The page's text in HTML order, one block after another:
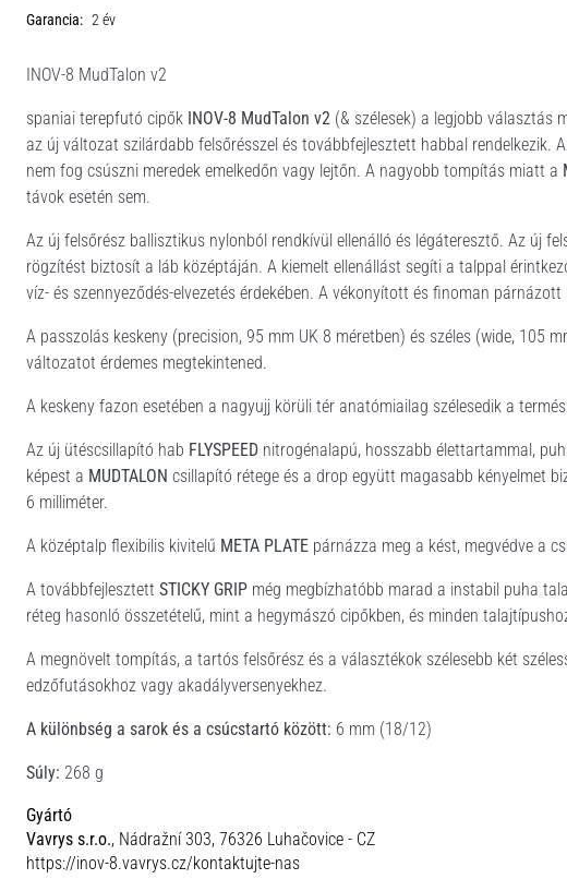
Garancia: 2 év
INOV-8 MudTalon v2
spaniai terepfutó cipők INOV-8 MudTalon v2 (& szélesek) a legjobb választás
az új változat szilárdabb felsőrésszel és továbbfejlesztett habbal rendelkezik.
nem fog csúszni meredek emelkedőn vagy lejtőn. A nagyobb tompítás miatt a
távok esetén sem.
Az új felsőrész ballisztikus nylonból rendkívül ellenálló és légáteresztő. Az új
rögzítést biztosít a láb középtáján. A kiemelt ellenállást segíti a talppal
víz- és szennyeződés-elvezetés érdekében. A vékonyított és finoman
A passzolás keskeny (precision, 95 mm UK 8 méretben) és széles (wide, 105
változatot érdemes megtekintened.
A keskeny fazon esetében a nagyujj körüli tér anatómiailag szélesedik a
Az új ütéscsillapító hab FLYSPEED nitrogénalapú, hosszabb élettartammal,
képest a MUDTALON csillapító rétege és a drop együtt magasabb kényelmet
6 milliméter.
A középtalp flexibilis kivitelű META PLATE párnázza meg a kést, megvédve a
A továbbfejlesztett STICKY GRIP még megbízhatóbb marad a instabil puha
réteg hasonló összetételű, mint a hegymászó cipőkben, és minden
A megnövelt tompítás, a tartós felsőrész és a választékok szélesebb két
edzőfutásokhoz vagy akadályversenyekhez.
A különbség a sarok és a csúcstartó között: 6 mm (18/12)
Súly: 268 g
Gyártó
Vavrys s.r.o., Nádražní 303, 76326 Luhačovice - CZ
https://inov-8.vavrys.cz/kontaktujte-nas